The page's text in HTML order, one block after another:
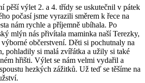
pěší výlet 2. a 4. třídy se uskutečnil v pátek
počasí jsme vyrazili směrem k řece na
nám rychle a příjemně ubíhala. Po
mlýn nás přivítala maminka naší Terezky,
občerstvení. Děti si pochutnaly na
pohladily si malá zvířátka a užily si také
hřišti. Výlet se nám velmi vydařil a
hezkých zážitků. Už teď se těšíme na